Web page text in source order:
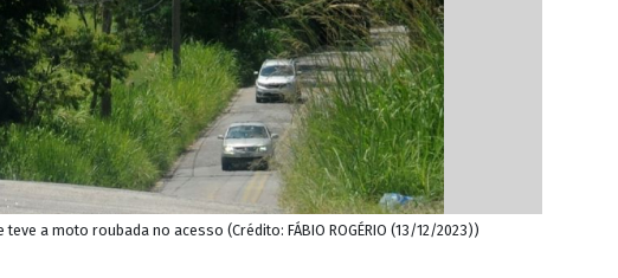
a moto roubada no acesso (Crédito: FÁBIO ROGÉRIO (13/12/2023))